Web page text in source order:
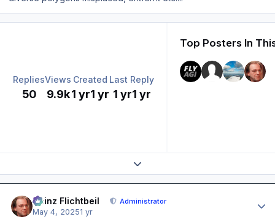
Replies
50
Views
9.9k
Created
1 yr1 yr
Last Reply
1 yr1 yr
Top Posters In
Expand topic overview
Heinz Flichtbeil Administrator
May 4, 20251 yr